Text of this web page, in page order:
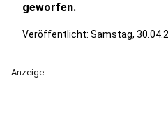
geworfen.
Veröffentlicht: Samstag,
Anzeige